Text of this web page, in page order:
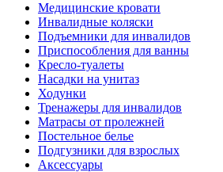
Медицинские кровати
Инвалидные коляски
Подъемники для инвалидов
Приспособления для ванны
Кресло-туалеты
Насадки на унитаз
Ходунки
Тренажеры для инвалидов
Матрасы от пролежней
Постельное белье
Подгузники для взрослых
Аксессуары